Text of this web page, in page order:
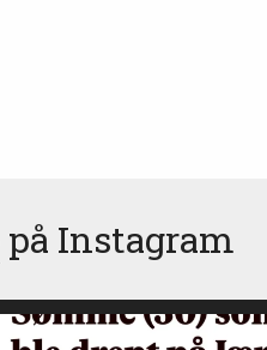
på Instagram